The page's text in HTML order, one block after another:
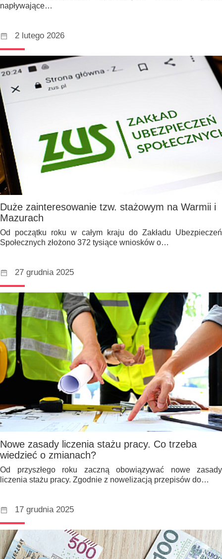
napływające…
2 lutego 2026
Duże zainteresowanie tzw. stażowym na Warmii i
Mazurach
Od początku roku w całym kraju do Zakładu Ubezpieczeń
Społecznych złożono 372 tysiące wniosków o…
27 grudnia 2025
Nowe zasady liczenia stażu pracy. Co trzeba
wiedzieć o zmianach?
Od przyszłego roku zaczną obowiązywać nowe zasady
liczenia stażu pracy. Zgodnie z nowelizacją przepisów do…
17 grudnia 2025